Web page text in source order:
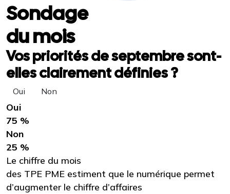
Sondage
du mois
Vos priorités de septembre sont-
elles clairement définies ?
Oui Non
Oui
75 %
Non
25 %
Le chiffre du mois
des TPE PME estiment que le numérique permet
d’augmenter le chiffre d’affaires